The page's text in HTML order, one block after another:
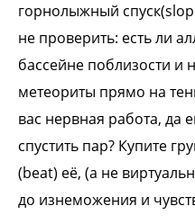
горнолыжный
не проверить: есть ли
бассейне поблизости и
метеориты прямо на
вас нервная работа, да
спустить пар? Купите
(beat) её, (а не
до изнеможения и